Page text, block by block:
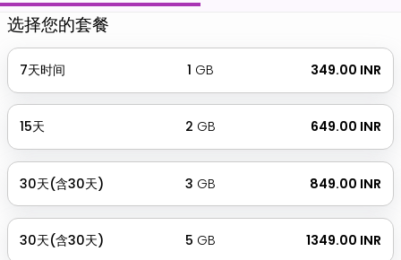
选择您的套餐
7天时间 1 GB ₹ 349.00 INR
15天 2 GB ₹ 649.00 INR
30天(含30天) 3 GB ₹ 849.00 INR
30天(含30天) 5 GB ₹ 1349.00 INR